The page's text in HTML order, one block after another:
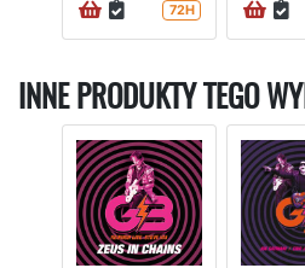
72H
INNE PRODUKTY TEGO